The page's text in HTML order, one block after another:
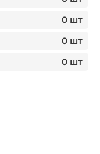
0 шт
0 шт
0 шт